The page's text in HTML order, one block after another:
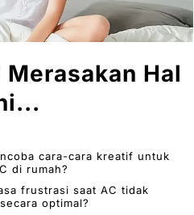
Hal
cara-cara kreatif untuk
di rumah?
frustrasi saat AC tidak
optimal?